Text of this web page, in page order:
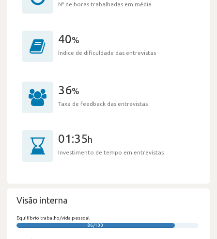
Nº de horas trabalhadas em média
40%
Índice de dificuldade das entrevistas
36%
Taxa de feedback das entrevistas
01:35h
Investimento de tempo em entrevistas
Visão interna
Equilíbrio trabalho/vida pessoal
86/100